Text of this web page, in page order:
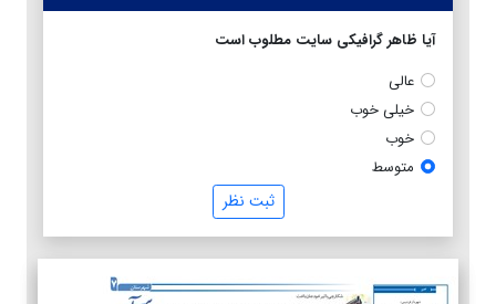
آیا ظاهر گرافیکی سایت مطلوب است
عالی
خیلی خوب
خوب
متوسط
ثبت نظر